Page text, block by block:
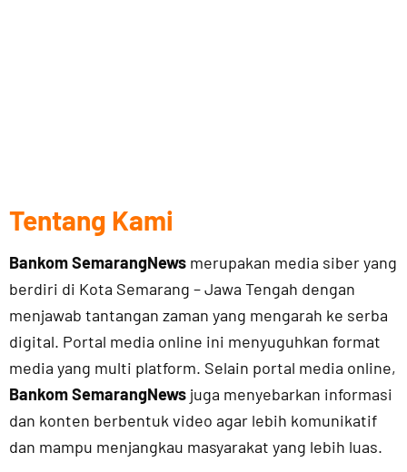
Tentang Kami
Bankom SemarangNews merupakan media siber yang
berdiri di Kota Semarang – Jawa Tengah dengan
menjawab tantangan zaman yang mengarah ke serba
digital. Portal media online ini menyuguhkan format
media yang multi platform. Selain portal media online,
Bankom SemarangNews juga menyebarkan informasi
dan konten berbentuk video agar lebih komunikatif
dan mampu menjangkau masyarakat yang lebih luas.